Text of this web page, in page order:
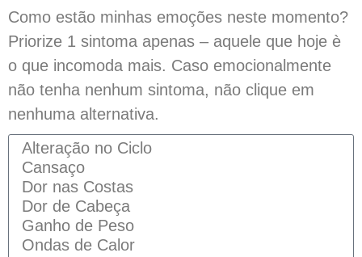
Como estão minhas emoções neste momento?
Priorize 1 sintoma apenas – aquele que hoje è
o que incomoda mais. Caso emocionalmente
não tenha nenhum sintoma, não clique em
nenhuma alternativa.